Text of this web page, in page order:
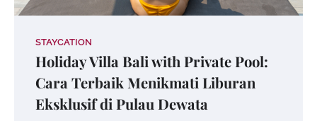
STAYCATION
Holiday Villa Bali with Private Pool:
Cara Terbaik Menikmati Liburan
Eksklusif di Pulau Dewata